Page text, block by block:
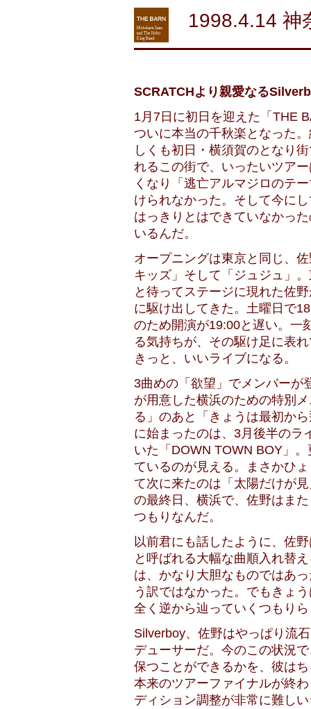
1998.4.14 神
SCRATCHより親愛なる
1月7日に初日を迎えた「THE
ついに本当の千秋楽となった
しくも初日・横須賀のとなり
れるこの街で、いったいツア
くなり「逃亡アルマジロのテ
けられなかった。そして今に
はっきりとはできていなかっ
いるんだ。
オープニングは東京と同じ、
キッズ」そして「ジュジュ」
と待ってステージに現れた佐
に駆け出してきた。土曜日で
のため開演が19:00と遅い。一
る気持ちが、その駆け足に表
きっと、いいライブになる。
3曲めの「欲望」でメンバーが
が用意した横浜のための特別
る」のあと「きょうは最初か
に始まったのは、3月後半のラ
いた「DOWN TOWN BOY」
ているのが見える。まさかひ
て次に来たのは「太陽だけが
の最終日、横浜で、佐野はま
つもりなんだ。
以前君にも話したように、佐
と呼ばれる大幅な曲順入れ替
は、かなり大胆なものではあ
う訳ではなかった。でもきょ
全く逆から辿っていくつもり
Silverboy、佐野はやっぱり流
デューサーだ。今のこの状況
保つことができるかを、彼は
本来のツアーファイナルが終
ディション調整が非常に難し